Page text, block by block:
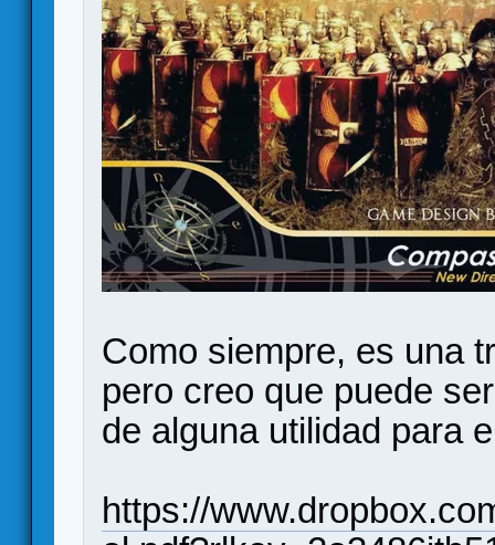
Como siempre, es una
pero creo que puede
de alguna utilidad para
https://